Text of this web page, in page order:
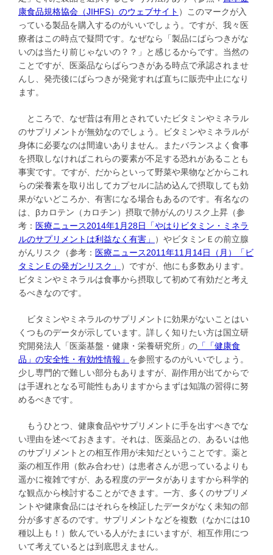
康食品規格協会（JIHFS）のウェブサイト ）このマークが入
っている製品を購入するのがいいでしょう。ですが、我々医
療者はこの時点で疑問です。なぜなら「製品にばらつきがな
いのは当たり前じゃないの？？」と感じるからです。当然の
ことですが、医薬品ならばらつきがある時点で承認されませ
んし、発売後にばらつきが発覚すれば直ちに販売中止になり
ます。
ところで、なぜ昔は有用とされていたビタミンやミネラル
のサプリメントが無効なのでしょう。ビタミンやミネラルが
身体に必要なのは間違いありません。またバランスよく食事
を摂取しなければこれらの要素が不足する恐れがあることも
事実です。ですが、だからといって野菜や果物などからこれ
らの栄養素を取り出してカプセルに詰め込んで摂取しても効
果がないどころか、有害になる場合もあるのです。有名なの
は、βカロテン（カロチン）摂取で肺がんのリスク上昇（参
考： 医療ニュース2014年1月28日「やはりビタミン・ミネラ
ルのサプリメントは利益なく有害」
）やビタミンＥの前立腺
がんリスク（参考： 医療ニュース2011年11月14日（月）「ビ
タミンＥの発ガンリスク」
）ですが、他にも多数あります。
ビタミンやミネラルは食事から摂取して初めて有効だと考え
るべきなのです。
ビタミンやミネラルのサプリメントに効果がないことはい
くつものデータが示しています。詳しく知りたい方は国立研
究開発法人「医薬基盤・健康・栄養研究所」の 「「健康食
品」の安全性・有効性情報」 を参照するのがいいでしょう。
少し専門的で難しい部分もありますが、副作用が出てからで
は手遅れとなる可能性もありますからまずは知識の習得に努
めるべきです。
もうひとつ、健康食品やサプリメントに手を出すべきでな
い理由を述べておきます。それは、医薬品との、あるいは他
のサプリメントとの相互作用が未知だということです。薬と
薬の相互作用（飲み合わせ）は患者さんが思っているよりも
遥かに複雑ですが、ある程度のデータがありますから科学的
な観点から検討することができます。一方、多くのサプリメ
ントや健康食品にはそれらを検証したデータがなく未知の部
分が多すぎるのです。サプリメントなどを複数（なかには10
種以上も！）飲んでいる人がたまにいますが、相互作用につ
いて考えているとは到底思えません。